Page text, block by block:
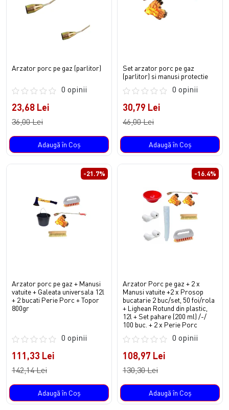
Arzator porc pe gaz (parlitor)
0 opinii
23,68 Lei
36,00 Lei
Adaugă în Coş
Set arzator porc pe gaz
(parlitor) si manusi protectie
0 opinii
30,79 Lei
46,00 Lei
Adaugă în Coş
-21.7%
Arzator porc pe gaz + Manusi
vatuite + Galeata universala 12l
+ 2 bucati Perie Porc + Topor
800gr
0 opinii
111,33 Lei
142,14 Lei
Adaugă în Coş
-16.4%
Arzator Porc pe gaz + 2 x
Manusi vatuite +2 x Prosop
bucatarie 2 buc/set, 50 foi/rola
+ Lighean Rotund din plastic,
12l + Set pahare (200 ml) /-/
100 buc. + 2 x Perie Porc
0 opinii
108,97 Lei
130,30 Lei
Adaugă în Coş